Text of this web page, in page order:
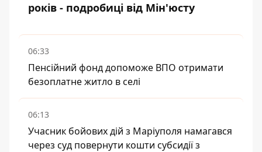
років - подробиці від Мін'юсту
06:33
Пенсійний фонд допоможе ВПО отримати
безоплатне житло в селі
06:13
Учасник бойових дій з Маріуполя намагався
через суд повернути кошти субсидії з